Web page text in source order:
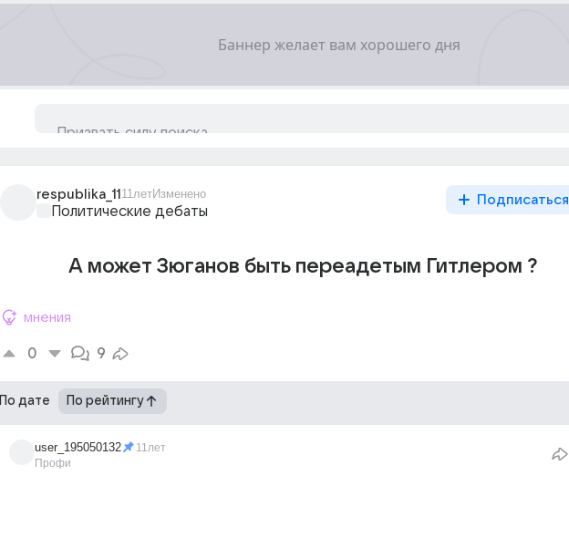
respublika_11 11летИзменено
Политические дебаты
Подписаться
А может Зюганов быть переадетым Гитлером ?
мнения
0 9
По дате По рейтингу
user_195050132
Профи
11лет